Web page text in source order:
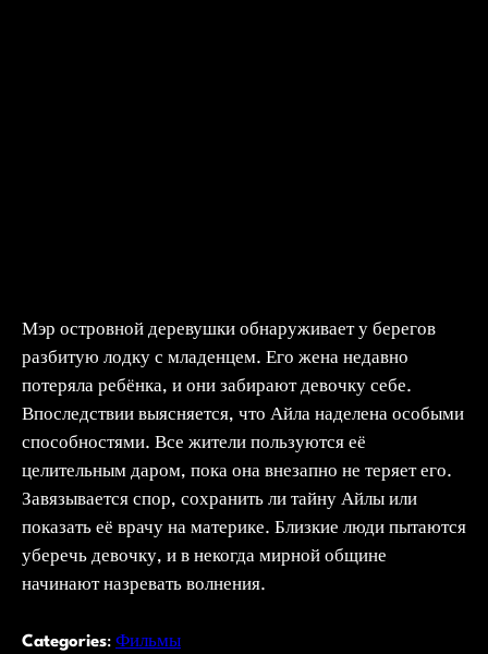
Мэр островной деревушки обнаруживает у берегов
разбитую лодку с младенцем. Его жена недавно
потеряла ребёнка, и они забирают девочку себе.
Впоследствии выясняется, что Айла наделена особыми
способностями. Все жители пользуются её
целительным даром, пока она внезапно не теряет его.
Завязывается спор, сохранить ли тайну Айлы или
показать её врачу на материке. Близкие люди пытаются
уберечь девочку, и в некогда мирной общине
начинают назревать волнения.
Categories: Фильмы